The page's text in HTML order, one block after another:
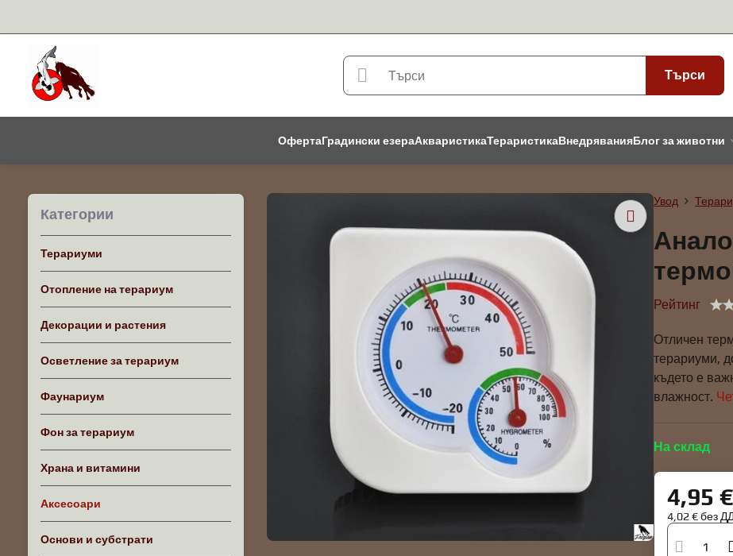
Търси
ОфертаГрадински езераАкваристикаТераристикаВнедряванияБлог за животни
Увод
Рейтинг
Отличен
терариуми,
където е
влажност.
На склад
4,95 €
4,02 €без
Категории
Терариуми
Отопление на терариум
Декорации и растения
Осветление за терариум
Фаунариум
Фон за терариум
Храна и витамини
Аксесоари
Основи и субстрати